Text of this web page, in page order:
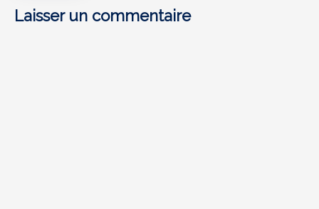
qui
ont
Laisser un commentaire